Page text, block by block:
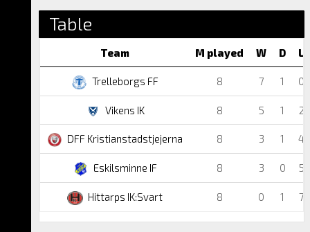
Table
Team M played W D L
Trelleborgs FF 8 7 1 0
Vikens IK 8 5 1 2
DFF Kristianstadstjejerna 8 3 1 4
Eskilsminne IF 8 3 0 5
Hittarps IK:Svart 8 0 1 7